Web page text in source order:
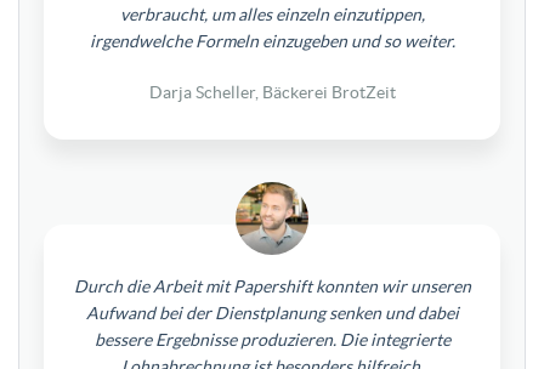
verbraucht, um alles einzeln einzutippen,
irgendwelche Formeln einzugeben und so weiter.
Darja Scheller, Bäckerei BrotZeit
Durch die Arbeit mit Papershift konnten wir unseren
Aufwand bei der Dienstplanung senken und dabei
bessere Ergebnisse produzieren. Die integrierte